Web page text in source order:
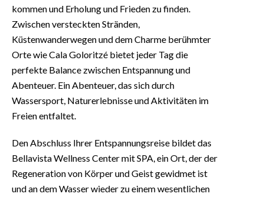
kommen und Erholung und Frieden zu finden.
Zwischen versteckten Stränden,
Küstenwanderwegen und dem Charme berühmter
Orte wie Cala Goloritzé bietet jeder Tag die
perfekte Balance zwischen Entspannung und
Abenteuer. Ein Abenteuer, das sich durch
Wassersport, Naturerlebnisse und Aktivitäten im
Freien entfaltet.
Den Abschluss Ihrer Entspannungsreise bildet das
Bellavista Wellness Center mit SPA, ein Ort, der der
Regeneration von Körper und Geist gewidmet ist
und an dem Wasser wieder zu einem wesentlichen